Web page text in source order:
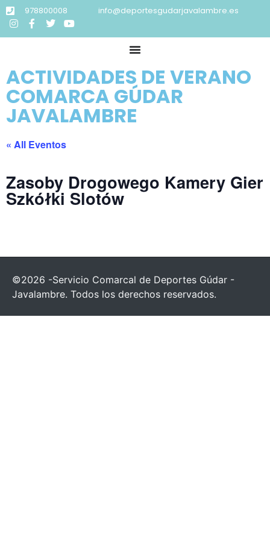
978800008 info@deportesgudarjavalambre.es
ACTIVIDADES DE VERANO
COMARCA GÚDAR
JAVALAMBRE
« All Eventos
Zasoby Drogowego Kamery Gier
Szkółki Slotów
©2026 -Servicio Comarcal de Deportes Gúdar -
Javalambre. Todos los derechos reservados.